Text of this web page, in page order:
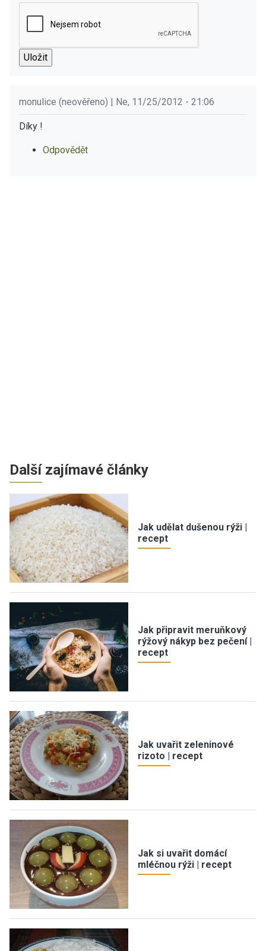
monulice (neověřeno) | Ne, 11/25/2012 - 21:06
Díky !
Odpovědět
Další zajímavé články
Jak udělat dušenou rýži |
recept
Jak připravit meruňkový
rýžový nákyp bez pečení |
recept
Jak uvařit zeleninové
rizoto | recept
Jak si uvařit domácí
mléčnou rýži | recept